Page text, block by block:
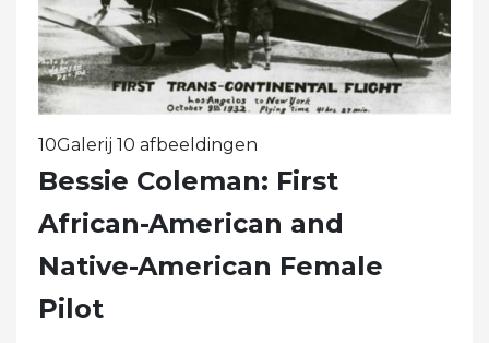
10Galerij 10 afbeeldingen
Bessie Coleman: First
African-American and
Native-American Female
Pilot